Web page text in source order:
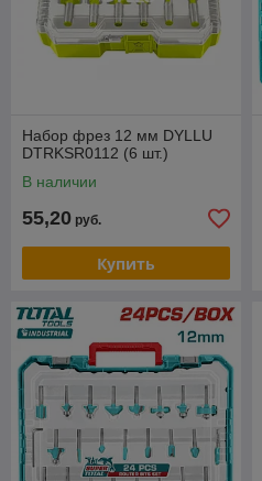
Набор фрез 12 мм DYLLU
DTRKSR0112 (6 шт.)
В наличии
55,20 руб.
Купить